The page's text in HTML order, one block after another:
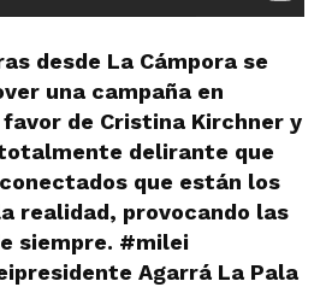
desde La Cámpora se
una campaña en
de Cristina Kirchner y
delirante que
que están los
realidad, provocando las
siempre. #milei
Agarrá La Pala